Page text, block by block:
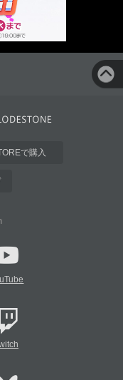
で購入